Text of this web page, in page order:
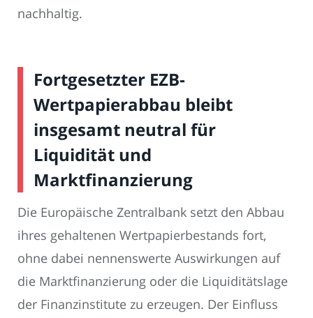
nachhaltig.
Fortgesetzter EZB-
Wertpapierabbau bleibt
insgesamt neutral für
Liquidität und
Marktfinanzierung
Die Europäische Zentralbank setzt den Abbau
ihres gehaltenen Wertpapierbestands fort,
ohne dabei nennenswerte Auswirkungen auf
die Marktfinanzierung oder die Liquiditätslage
der Finanzinstitute zu erzeugen. Der Einfluss